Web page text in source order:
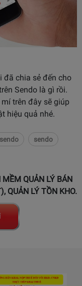
đã chia sẻ đến cho
Sendo là gì rồi.
trên đây sẽ giúp
hiệu quả nhé.
sendo
QUẢN LÝ BÁN
QUẢN LÝ TỒN KHO.